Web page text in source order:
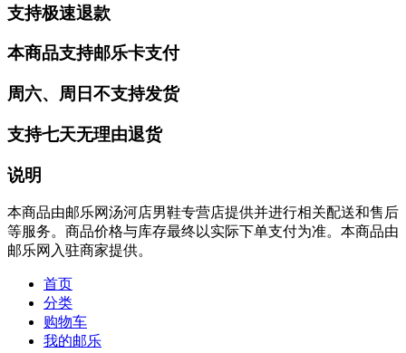
支持极速退款
本商品支持邮乐卡支付
周六、周日不支持发货
支持七天无理由退货
说明
本商品由邮乐网汤河店男鞋专营店提供并进行相关配送和售后
等服务。商品价格与库存最终以实际下单支付为准。本商品由
邮乐网入驻商家提供。
首页
分类
购物车
我的邮乐